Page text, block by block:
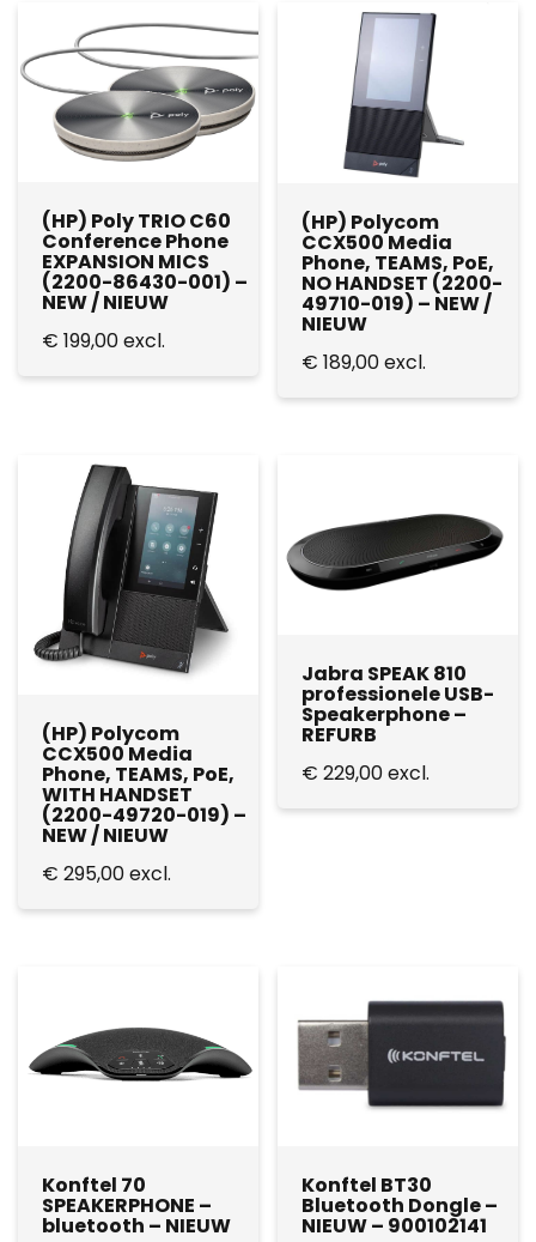
(HP) Poly TRIO C60
Conference Phone
EXPANSION MICS
(2200-86430-001) –
NEW / NIEUW
€ 199,00excl.
(HP) Polycom
CCX500 Media
Phone, TEAMS, PoE,
NO HANDSET (2200-
49710-019) – NEW /
NIEUW
€ 189,00excl.
(HP) Polycom
CCX500 Media
Phone, TEAMS, PoE,
WITH HANDSET
(2200-49720-019) –
NEW / NIEUW
€ 295,00excl.
Jabra SPEAK 810
professionele USB-
Speakerphone –
REFURB
€ 229,00excl.
Konftel 70
SPEAKERPHONE –
bluetooth – NIEUW
Konftel BT30
Bluetooth Dongle –
NIEUW – 900102141